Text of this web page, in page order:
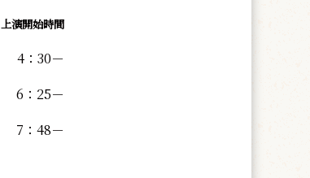
上演開始時間
4：30－
6：25－
7：48－